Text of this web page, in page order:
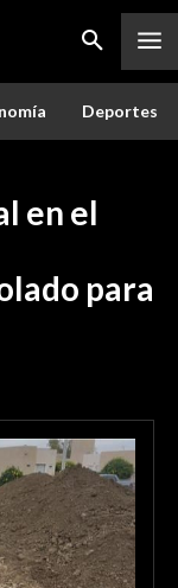
Deportes
en el
para